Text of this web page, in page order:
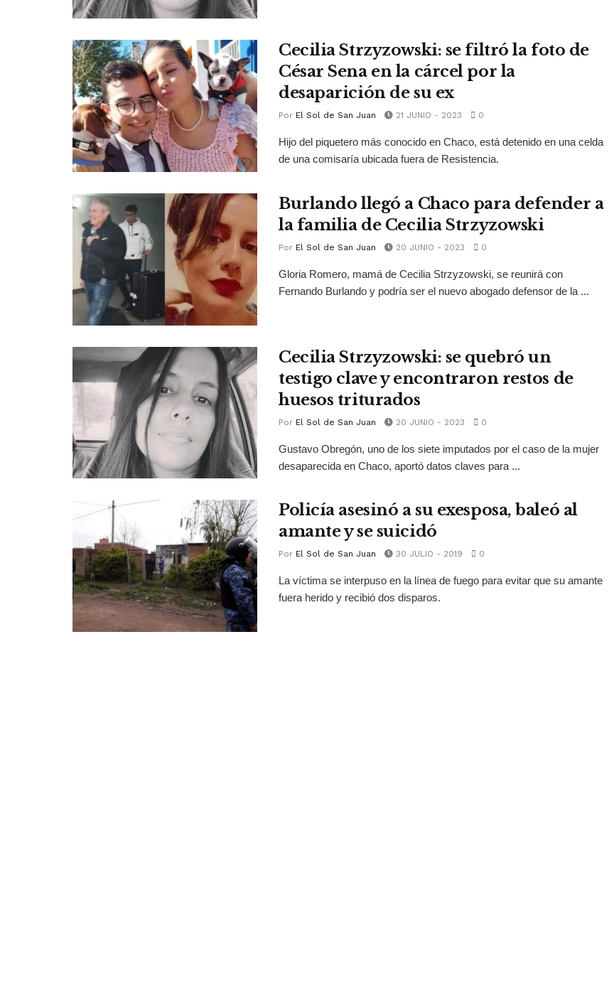
Cecilia Strzyzowski: se filtró la foto de
César Sena en la cárcel por la
desaparición de su ex
Por El Sol de San Juan 21 JUNIO - 2023 0
Hijo del piquetero más conocido en Chaco, está detenido en una celda
de una comisaría ubicada fuera de Resistencia.
Burlando llegó a Chaco para defender a
la familia de Cecilia Strzyzowski
Por El Sol de San Juan 20 JUNIO - 2023 0
Gloria Romero, mamá de Cecilia Strzyzowski, se reunirá con
Fernando Burlando y podría ser el nuevo abogado defensor de la ...
Cecilia Strzyzowski: se quebró un
testigo clave y encontraron restos de
huesos triturados
Por El Sol de San Juan 20 JUNIO - 2023 0
Gustavo Obregón, uno de los siete imputados por el caso de la mujer
desaparecida en Chaco, aportó datos claves para ...
Policía asesinó a su exesposa, baleó al
amante y se suicidó
Por El Sol de San Juan 30 JULIO - 2019 0
La víctima se interpuso en la línea de fuego para evitar que su amante
fuera herido y recibió dos disparos.